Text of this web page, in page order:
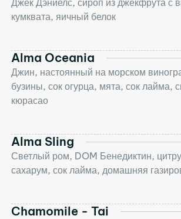
Джек Дэниелс, сироп из джекфрута с
кумквата, яичный белок
Alma Oceania
Джин, настоянный на морском
бузины, сок огурца, мята, сок лайма,
кюрасао
Alma Sling
Светлый ром, DOM Бенедиктин,
сахарум, сок лайма, домашняя
Chamomile - Tai